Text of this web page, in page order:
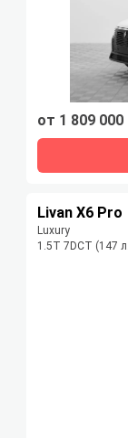
от 1 809 000
Livan X6 Pro
Luxury
1.5T 7DCT (147